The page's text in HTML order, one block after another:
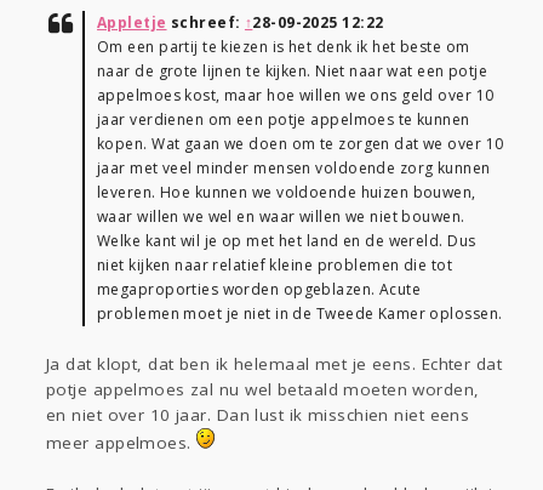
Appletje schreef: ↑28-09-2025 12:22
Om een partij te kiezen is het denk ik het beste om
naar de grote lijnen te kijken. Niet naar wat een potje
appelmoes kost, maar hoe willen we ons geld over 10
jaar verdienen om een potje appelmoes te kunnen
kopen. Wat gaan we doen om te zorgen dat we over 10
jaar met veel minder mensen voldoende zorg kunnen
leveren. Hoe kunnen we voldoende huizen bouwen,
waar willen we wel en waar willen we niet bouwen.
Welke kant wil je op met het land en de wereld. Dus
niet kijken naar relatief kleine problemen die tot
megaproporties worden opgeblazen. Acute
problemen moet je niet in de Tweede Kamer oplossen.
Ja dat klopt, dat ben ik helemaal met je eens. Echter dat
potje appelmoes zal nu wel betaald moeten worden,
en niet over 10 jaar. Dan lust ik misschien niet eens
meer appelmoes.